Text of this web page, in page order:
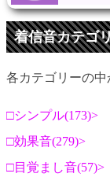
着信音カテゴ
各カテゴリーの中
シンプル(173)
効果音(279)
目覚まし音(57)